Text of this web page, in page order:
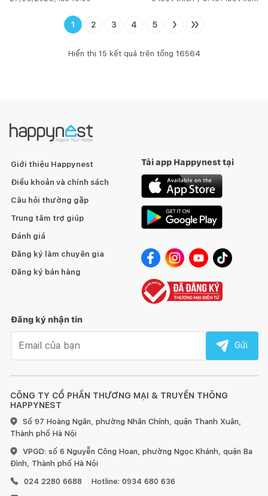
1 2 3 4 5
Hiển thị 15 kết quả trên tổng 16564
CÔNG TY CỔ PHẦN THƯƠNG MẠI & TRUYỀN THÔNG
HAPPYNEST
Số 97 Hoàng Ngân, phường Nhân Chính, quận Thanh Xuân,
Thành phố Hà Nội
VPGD: số 6 Nguyễn Công Hoan, phường Ngọc Khánh, quận Ba
Đình, Thành phố Hà Nội
024 2280 6688
Hotline: 0934 680 636
Giới thiệu Happynest
Điều khoản và chính sách
Câu hỏi thường gặp
Trung tâm trợ giúp
Đánh giá
Đăng ký làm chuyên gia
Đăng ký bán hàng
Tải app Happynest tại
Đăng ký nhận tin
Gửi